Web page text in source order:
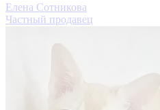
Елена Сотникова
Частный продавец